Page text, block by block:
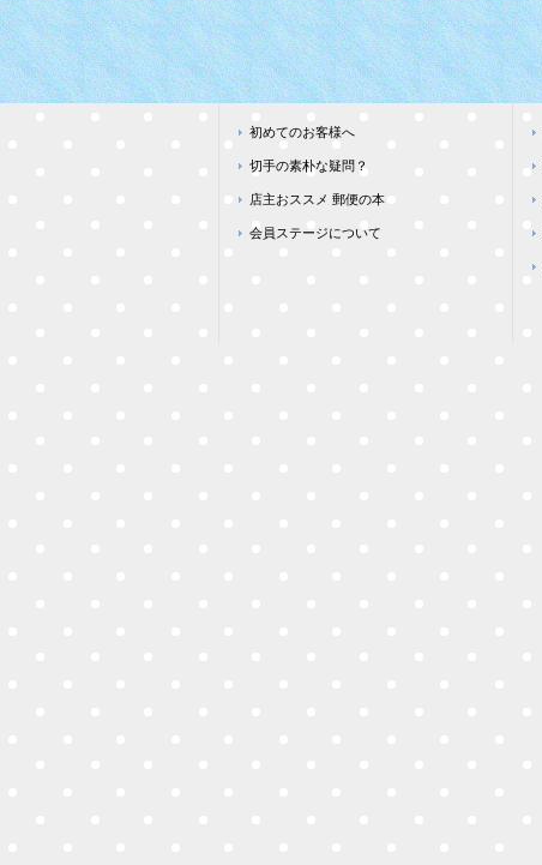
初めてのお客様へ
切手の素朴な疑問？
店主おススメ 郵便の本
会員ステージについて